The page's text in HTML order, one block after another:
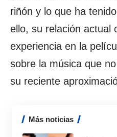
riñón y lo que ha
ello, su relación actual
experiencia en la
sobre la música que
su reciente
Más noticias